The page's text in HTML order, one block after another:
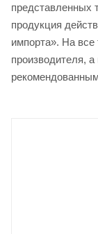
представленных
продукция
импорта». На все
производителя,